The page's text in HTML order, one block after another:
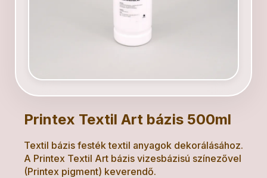
Printex Textil Art bázis 500ml
Textil bázis festék textil anyagok dekorálásához.
A Printex Textil Art bázis vizesbázisú színezővel
(Printex pigment) keverendő.